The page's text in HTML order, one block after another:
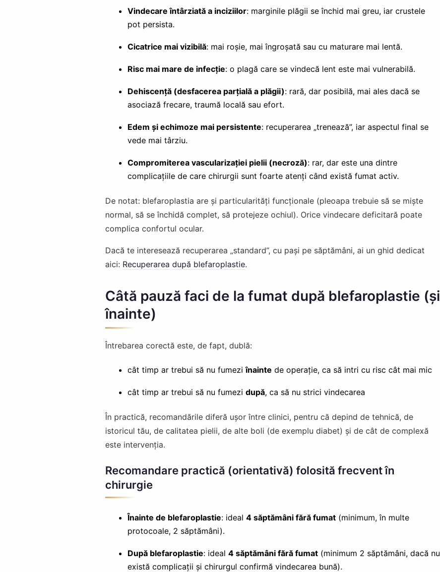
Vindecare întârziată a inciziilor: marginile plăgii se închid mai greu, iar crustele
pot persista.
Cicatrice mai vizibilă: mai roșie, mai îngroșată sau cu maturare mai lentă.
Risc mai mare de infecție: o plagă care se vindecă lent este mai vulnerabilă.
Dehiscență (desfacerea parțială a plăgii): rară, dar posibilă, mai ales dacă se
asociază frecare, traumă locală sau efort.
Edem și echimoze mai persistente: recuperarea „trenează”, iar aspectul final se
vede mai târziu.
Compromiterea vascularizației pielii (necroză): rar, dar este una dintre
complicațiile de care chirurgii sunt foarte atenți când există fumat activ.
De notat: blefaroplastia are și particularități funcționale (pleoapa trebuie să se miște
normal, să se închidă complet, să protejeze ochiul). Orice vindecare deficitară poate
complica confortul ocular.
Dacă te interesează recuperarea „standard”, cu pași pe săptămâni, ai un ghid dedicat
aici: Recuperarea după blefaroplastie.
Câtă pauză faci de la fumat după blefaroplastie (și
înainte)
Întrebarea corectă este, de fapt, dublă:
cât timp ar trebui să nu fumeziînainte de operație, ca să intri cu risc cât mai mic
cât timp ar trebui să nu fumezi după, ca să nu strici vindecarea
În practică, recomandările diferă ușor între clinici, pentru că depind de tehnică, de
istoricul tău, de calitatea pielii, de alte boli (de exemplu diabet) și de cât de complexă
este intervenția.
Recomandare practică (orientativă) folosită frecvent în
chirurgie
Înainte de blefaroplastie: ideal 4 săptămâni fără fumat(minimum, în multe
protocoale, 2 săptămâni).
După blefaroplastie: ideal 4 săptămâni fără fumat(minimum 2 săptămâni, dacă nu
există complicații și chirurgul confirmă vindecarea bună).